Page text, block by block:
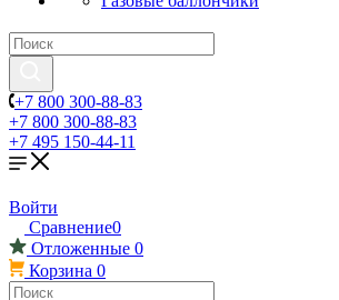
+7 800 300-88-83
+7 800 300-88-83
+7 495 150-44-11
Войти
Сравнение0
Отложенные 0
Корзина 0